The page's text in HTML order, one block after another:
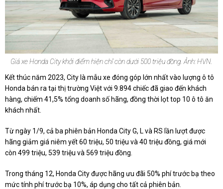
Giá xe Honda City khởi điểm hiện chỉ còn dưới 500 triệu đồng. Ảnh: HVN.
Kết thúc năm 2023, City là mẫu xe đóng góp lớn nhất vào lượng ô tô
Honda bán ra tại thị trường Việt với 9.894 chiếc đã giao đến khách
hàng, chiếm 41,5% tổng doanh số hãng, đồng thời lọt top 10 ô tô ăn
khách nhất.
Từ ngày 1/9, cả ba phiên bản Honda City G, L và RS lần lượt được
hãng giảm giá niêm yết 60 triệu, 50 triệu và 40 triệu đồng, giá mới
còn 499 triệu, 539 triệu và 569 triệu đồng.
Trong tháng 12, Honda City được hãng ưu đãi 50% phí trước bạ theo
mức tính phí trước bạ 10%, áp dụng cho tất cả phiên bản.